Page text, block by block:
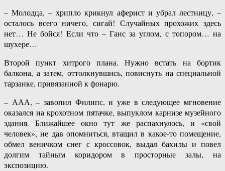
– Молодца, – хрипло крикнул аферист и убрал лестницу, –
осталось всего ничего, сигай! Случайных прохожих здесь
нет… Не бойся! Если что – Ганс за углом, с топором… на
шухере…
Второй пункт хитрого плана. Нужно встать на бортик
балкона, а затем, оттолкнувшись, повиснуть на специальной
тарзанке, привязанной к фонарю.
– ААА, – завопил Филипс, и уже в следующее мгновение
оказался на крохотном пятачке, выпуклом карнизе музейного
здания. Ближайшее окно тут же распахнулось, и «свой
человек», не дав опомниться, втащил в какое-то помещение,
обмел веничком снег с кроссовок, выдал бахилы и повел
долгим тайным коридором в просторные залы, на
экспозицию.